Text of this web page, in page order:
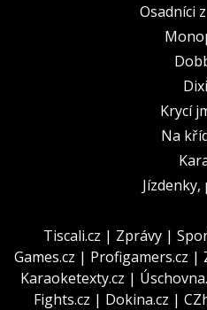
Osadníci
Krycí
Na
Jízdenky,
Tiscali.cz | Zprávy |
Games.cz | Profigamers.cz |
Karaoketexty.cz |
Fights.cz | Dokina.cz |